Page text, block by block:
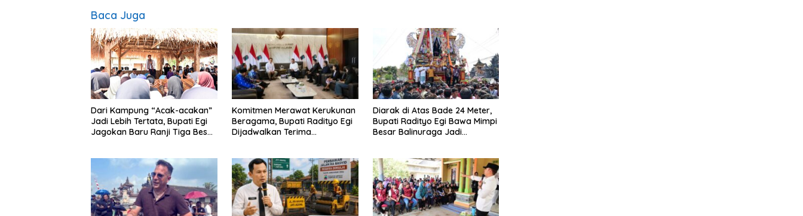
Baca Juga
Dari Kampung “Acak-acakan”
Jadi Lebih Tertata, Bupati Egi
Jagokan Baru Ranji Tiga Besar
Komitmen Merawat Kerukunan
Beragama, Bupati Radityo Egi
Dijadwalkan Terima
Diarak di Atas Bade 24 Meter,
Bupati Radityo Egi Bawa Mimpi
Besar Balinuraga Jadi